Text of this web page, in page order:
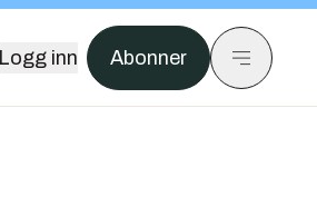
Logg inn Abonner